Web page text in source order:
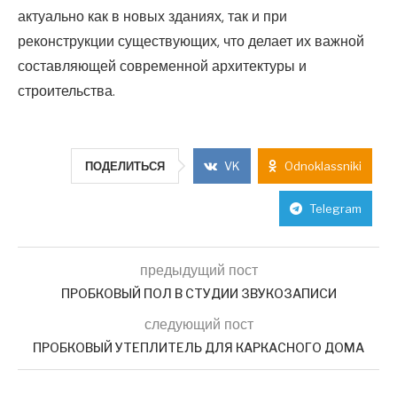
актуально как в новых зданиях, так и при
реконструкции существующих, что делает их важной
составляющей современной архитектуры и
строительства.
ПОДЕЛИТЬСЯ VK Odnoklassniki
Telegram
предыдущий пост
ПРОБКОВЫЙ ПОЛ В СТУДИИ ЗВУКОЗАПИСИ
следующий пост
ПРОБКОВЫЙ УТЕПЛИТЕЛЬ ДЛЯ КАРКАСНОГО ДОМА